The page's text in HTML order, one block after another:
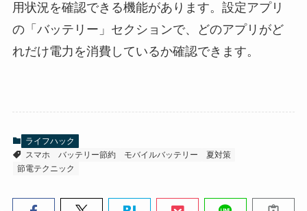
用状況を確認できる機能があります。設定アプリ
の「バッテリー」セクションで、どのアプリがど
れだけ電力を消費しているか確認できます。
ライフハック
スマホ
バッテリー節約 モバイルバッテリー
夏対策
節電テクニック